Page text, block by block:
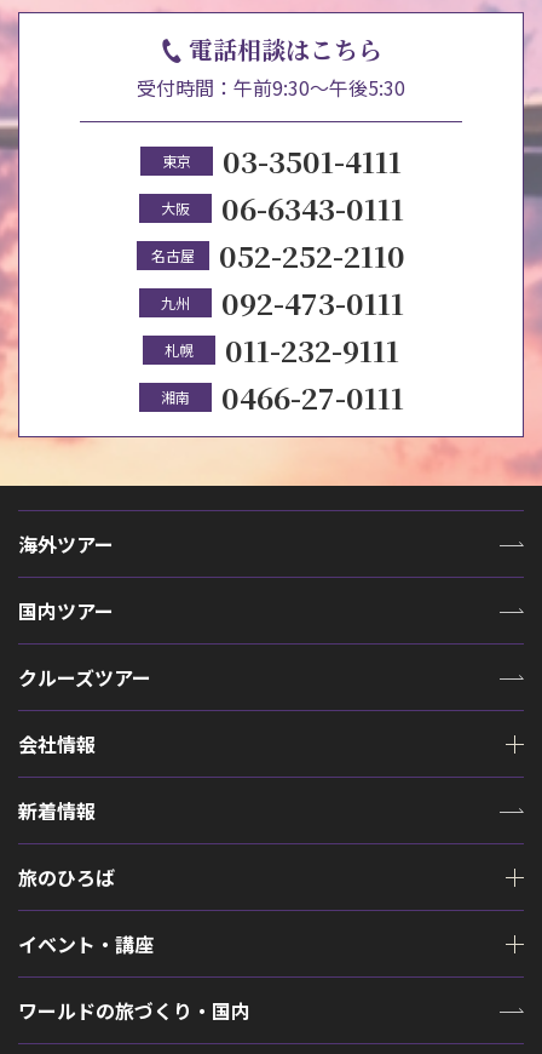
電話相談はこちら
受付時間：午前9:30～午後5:30
東京 03-3501-4111
大阪 06-6343-0111
名古屋 052-252-2110
九州 092-473-0111
札幌 011-232-9111
湘南 0466-27-0111
海外ツアー
国内ツアー
クルーズツアー
会社情報
新着情報
旅のひろば
イベント・講座
ワールドの旅づくり・国内